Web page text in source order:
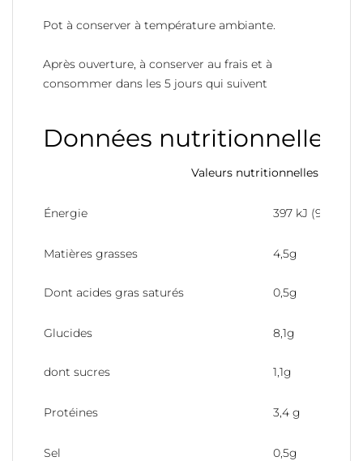
Pot à conserver à température ambiante.
Après ouverture, à conserver au frais et à
consommer dans les 5 jours qui suivent
Données nutritionnelles
Valeurs nutritionnelles pour
Énergie 397 kJ (95 kcal)
Matières grasses
Dont acides gras saturés
4,5g
0,5g
Glucides
dont sucres
8,1g
1,1g
Protéines 3,4 g
Sel 0,5g